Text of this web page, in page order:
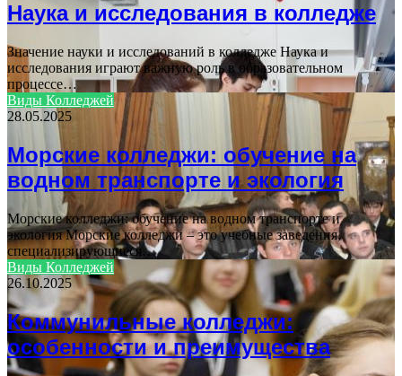
Наука и исследования в колледже
Значение науки и исследований в колледже Наука и
исследования играют важную роль в образовательном
процессе…
Виды Колледжей
28.05.2025
Морские колледжи: обучение на
водном транспорте и экология
Морские колледжи: обучение на водном транспорте и
экология Морские колледжи – это учебные заведения,
специализирующиеся…
Виды Колледжей
26.10.2025
Коммунильные колледжи:
особенности и преимущества